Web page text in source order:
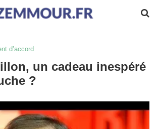
d’accord
un cadeau inespéré
?